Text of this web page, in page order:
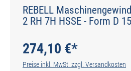
REBELL
2 RH 7H HSSE - Form D
274,10 €*
Preise inkl. MwSt. zzgl. Versandkosten